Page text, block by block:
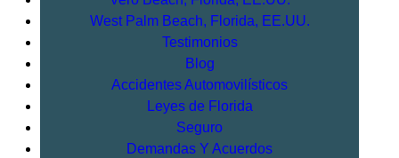
West Palm Beach, Florida, EE.UU.
Testimonios
Blog
Accidentes Automovilísticos
Leyes de Florida
Seguro
Demandas Y Acuerdos